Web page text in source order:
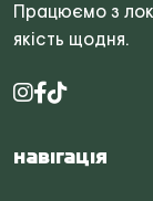
Працюємо з
якість щодня.
Навігація